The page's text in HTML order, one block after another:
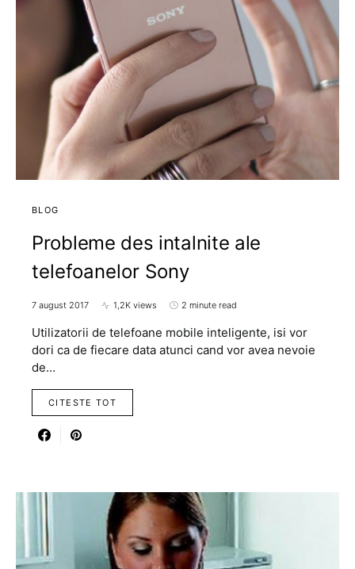
BLOG
Probleme des intalnite ale
telefoanelor Sony
7 august 2017 1,2K views 2 minute read
Utilizatorii de telefoane mobile inteligente, isi vor
dori ca de fiecare data atunci cand vor avea nevoie
de…
CITESTE TOT